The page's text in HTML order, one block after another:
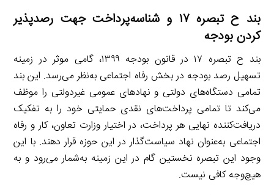
بند ح تبصره ۱۷ و شناسه‌پرداخت جهت رصدپذیر
کردن بودجه
بند ح تبصره ۱۷ در قانون بودجه ۱۳۹۹، گامی موثر در زمینه
تسهیل رصد بودجه در بخش رفاه اجتماعی به‌نظر می‌رسد. این بند
تمامی دستگاه‌های دولتی و نهادهای عمومی غیردولتی را موظف
می‌کند تا تمامی پرداخت‌های نقدی حمایتی خود را به تفکیک
دریافت‌کننده نهایی هر پرداخت، در اختیار وزارت تعاون، کار و رفاه
اجتماعی به‌عنوان نهاد سیاست‌گذار در این حوزه قرار دهند. با این
وجود این تبصره نخستین گام در این زمینه به‌شمار می‌رود و به
هیچ‌وجه کافی نیست.